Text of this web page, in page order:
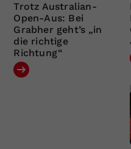
Trotz Australian-
Open-Aus: Bei
Grabher geht’s „in
die richtige
Richtung“